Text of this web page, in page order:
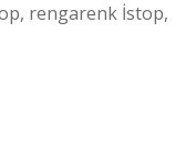
rengarenk İstop,